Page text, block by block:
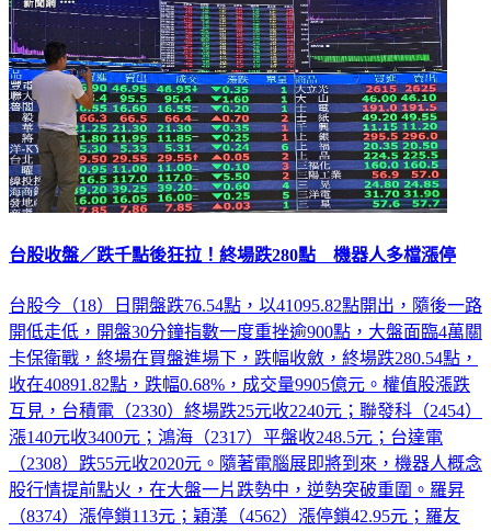
台股今（18）日開盤跌76.54點，以41095.82點開出，隨後一路
開低走低，開盤30分鐘指數一度重挫逾900點，大盤面臨4萬關
卡保衛戰，終場在買盤進場下，跌幅收斂，終場跌280.54點，
收在40891.82點，跌幅0.68%，成交量9905億元。權值股漲跌
互見，台積電（2330）終場跌25元收2240元；聯發科（2454）
漲140元收3400元；鴻海（2317）平盤收248.5元；台達電
（2308）跌55元收2020元。隨著電腦展即將到來，機器人概念
股行情提前點火，在大盤一片跌勢中，逆勢突破重圍。羅昇